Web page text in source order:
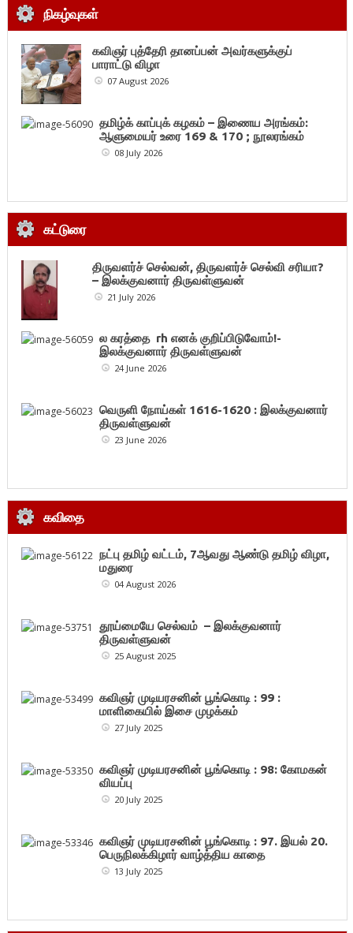
நிகழ்வுகள்
கவிஞர் புத்தேரி தானப்பன் அவர்களுக்குப்
பாராட்டு விழா
07 August 2026
தமிழ்க் காப்புக் கழகம் – இணைய அரங்கம்:
ஆளுமையர் உரை 169 & 170 ; நூலரங்கம்
08 July 2026
கட்டுரை
திருவளர்ச் செல்வன், திருவளர்ச் செல்வி சரியா?
– இலக்குவனார் திருவள்ளுவன்
21 July 2026
ல கரத்தை rh எனக் குறிப்பிடுவோம்!-
இலக்குவனார் திருவள்ளுவன்
24 June 2026
வெருளி நோய்கள் 1616-1620 : இலக்குவனார்
திருவள்ளுவன்
23 June 2026
கவிதை
நட்பு தமிழ் வட்டம், 7ஆவது ஆண்டு தமிழ் விழா,
மதுரை
04 August 2026
தூய்மையே செல்வம் – இலக்குவனார்
திருவள்ளுவன்
25 August 2025
கவிஞர் முடியரசனின் பூங்கொடி : 99 :
மாளிகையில் இசை முழக்கம்
27 July 2025
கவிஞர் முடியரசனின் பூங்கொடி : 98: கோமகன்
வியப்பு
20 July 2025
கவிஞர் முடியரசனின் பூங்கொடி : 97. இயல் 20.
பெருநிலக்கிழார் வாழ்த்திய காதை
13 July 2025